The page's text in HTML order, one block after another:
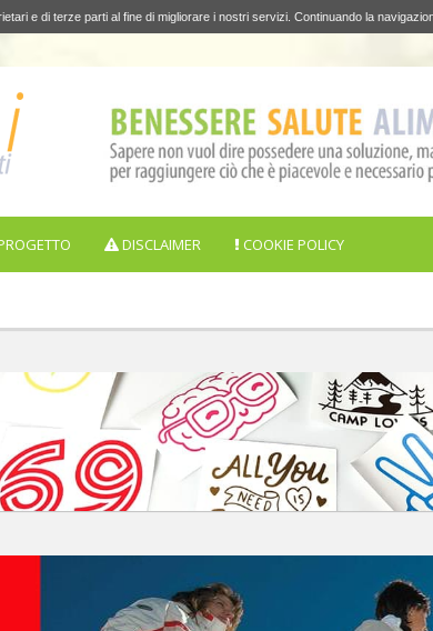
e di terze parti al fine di migliorare i nostri servizi. Continuando la
DISCLAIMER COOKIE POLICY